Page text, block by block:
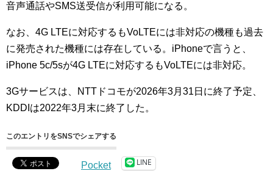
音声通話やSMS送受信が利用可能になる。
なお、4G LTEに対応するもVoLTEには非対応の機種も過去
に発売された機種には存在している。iPhoneで言うと、
iPhone 5c/5sが4G LTEに対応するもVoLTEには非対応。
3Gサービスは、NTTドコモが2026年3月31日に終了予定、
KDDIは2022年3月末に終了した。
このエントリをSNSでシェアする
Pocket LINE